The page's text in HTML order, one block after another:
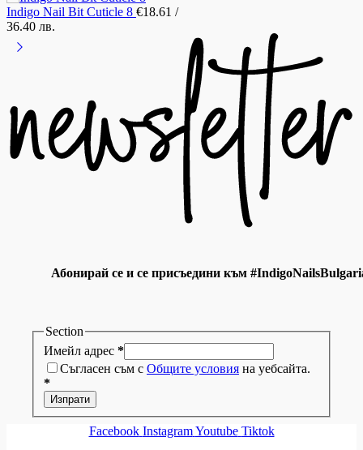
Indigo Nail Bit Cuticle 8 €18.61 /
36.40 лв.
Абонирай се и се присъедини към
Section
Имейл адрес *
Съгласен съм с Общите условия на уебсайта.
*
Изпрати
Facebook Instagram Youtube Tiktok